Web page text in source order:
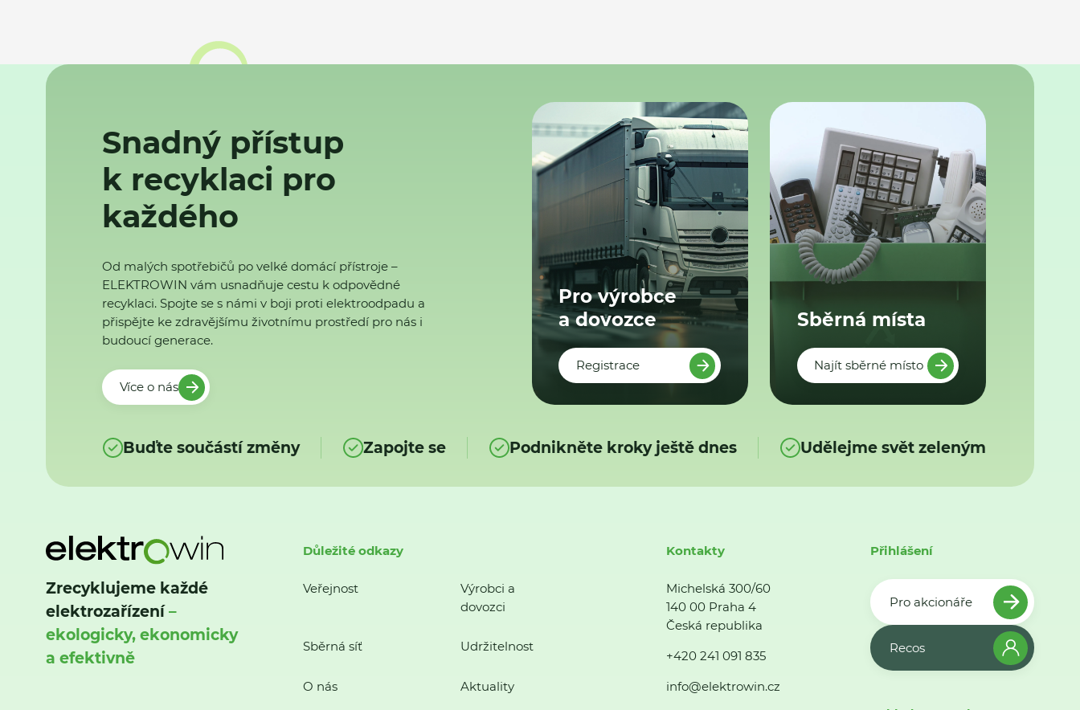
Snadný přístup
k recyklaci pro
každého
Od malých spotřebičů po velké domácí přístroje –
ELEKTROWIN vám usnadňuje cestu k odpovědné
recyklaci. Spojte se s námi v boji proti elektroodpadu a
přispějte ke zdravějšímu životnímu prostředí pro nás i
budoucí generace.
Více o nás
Pro výrobce
a dovozce
Registrace
Sběrná místa
Najít sběrné místo
Buďte součástí změny Zapojte se Podnikněte kroky ještě dnes Udělejme svět zeleným
Zrecyklujeme každé
elektrozařízení–
ekologicky, ekonomicky
a efektivně
Důležité odkazy
Veřejnost
Výrobci a
dovozci
Sběrná síť Udržitelnost
O nás Aktuality
Kontakty
Michelská 300/60
140 00 Praha 4
Česká republika
+420 241 091 835
info@elektrowin.cz
Přihlášení
Pro akcionáře
Recos